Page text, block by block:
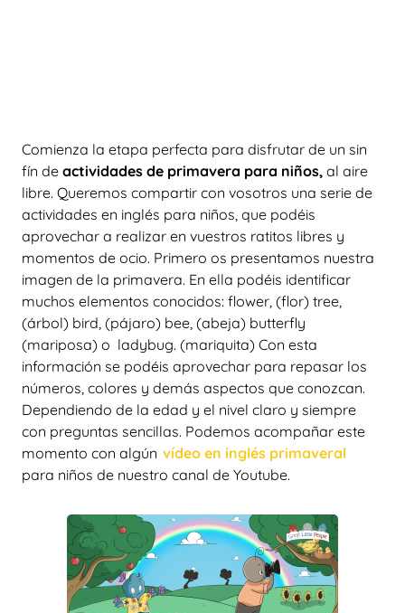
Comienza la etapa perfecta para disfrutar de un sin
fín de actividades de primavera para niños, al aire
libre. Queremos compartir con vosotros una serie de
actividades en inglés para niños, que podéis
aprovechar a realizar en vuestros ratitos libres y
momentos de ocio. Primero os presentamos nuestra
imagen de la primavera. En ella podéis identificar
muchos elementos conocidos: flower, (flor) tree,
(árbol) bird, (pájaro) bee, (abeja) butterfly
(mariposa) o ladybug. (mariquita) Con esta
información se podéis aprovechar para repasar los
números, colores y demás aspectos que conozcan.
Dependiendo de la edad y el nivel claro y siempre
con preguntas sencillas. Podemos acompañar este
momento con algún vídeo en inglés primaveral
para niños de nuestro canal de Youtube.